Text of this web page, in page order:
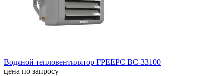
Водяной тепловентилятор ГРЕЕРС ВС-33100
цена по запросу